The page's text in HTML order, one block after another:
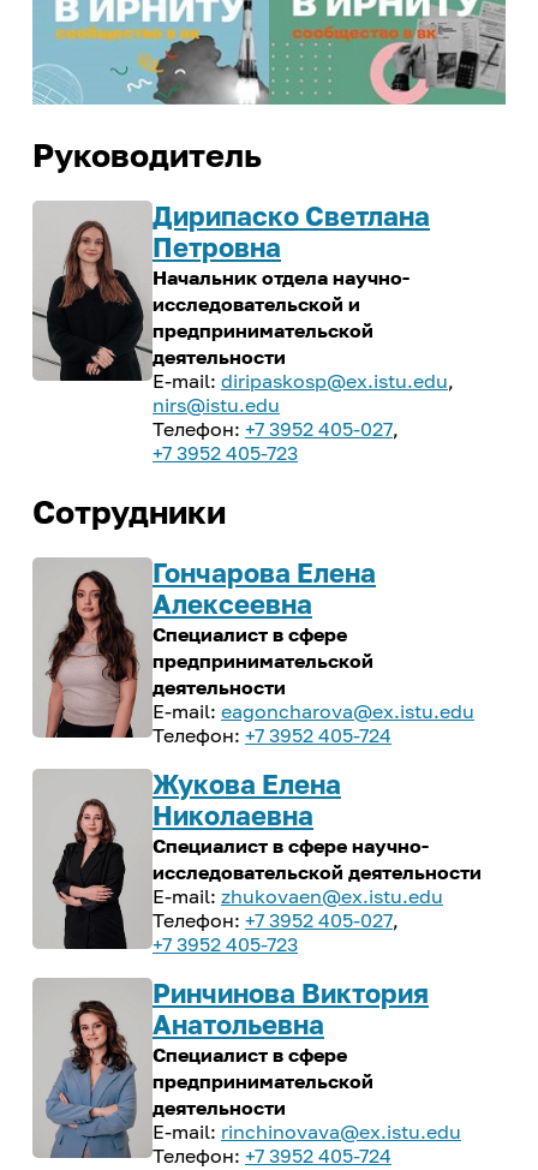
деятельность
ИРНИТУ - ОК "Российский
алюминий"
"Иркут"
Центр карьеры
Трудоустройство студентов
Культура и творчество
Мероприятия
Проекты
Творческие коллективы
Профилактика и оздоровление
Патриотика
Библиотека
ИРНИТУ в соцсетях
Иностранному студенту
Медицинский кабинет
Общежития
Личный кабинет студента
Личный кабинет родителя
Нормативные документы
Инклюзивное образование
ветеранах труда Иркутской
области
Руководитель
Дирипаско Светлана
Петровна
Начальник отдела научно-
исследовательской и
предпринимательской
деятельности
diripaskosp@ex.istu.edu,
nirs@istu.edu
+7 3952 405-027,
+7 3952 405-723
Сотрудники
Гончарова Елена
Алексеевна
Специалист в сфере
предпринимательской
деятельности
eagoncharova@ex.istu.edu
+7 3952 405-724
Жукова Елена
Николаевна
Специалист в сфере научно-
исследовательской деятельности
zhukovaen@ex.istu.edu
+7 3952 405-027,
+7 3952 405-723
Ринчинова Виктория
Анатольевна
Специалист в сфере
предпринимательской
деятельности
rinchinovava@ex.istu.edu
+7 3952 405-724